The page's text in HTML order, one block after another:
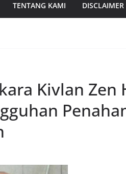
TENTANG KAMI DISCLAIMER
Kivlan